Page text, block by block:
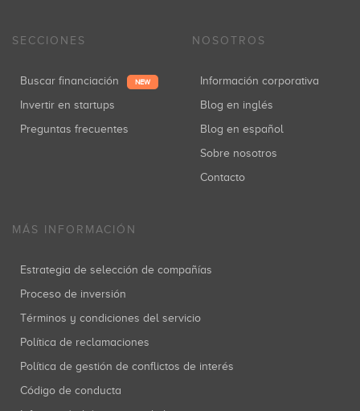
SECCIONES
Buscar financiación NEW
Invertir en startups
Preguntas frecuentes
NOSOTROS
Información corporativa
Blog en inglés
Blog en español
Sobre nosotros
Contacto
MÁS INFORMACIÓN
Estrategia de selección de compañías
Proceso de inversión
Términos y condiciones del servicio
Política de reclamaciones
Política de gestión de conflictos de interés
Código de conducta